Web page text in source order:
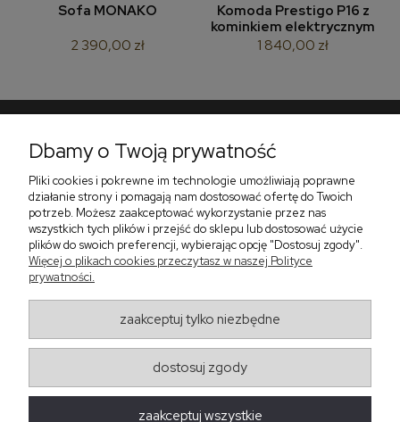
Sofa MONAKO
2 390,00 zł
Komoda Prestigo P16 z
kominkiem elektrycznym
1 840,00 zł
Pomoc
Płatności i dostawa
O nas
Salon Meblowy Zbrosławice na Śląsku
ul. Wolności 130
projekt i realizacja: oprogramowanie:Shoper
Dbamy o Twoją prywatność
Pliki cookies i pokrewne im technologie umożliwiają poprawne
działanie strony i pomagają nam dostosować ofertę do Twoich
potrzeb. Możesz zaakceptować wykorzystanie przez nas
wszystkich tych plików i przejść do sklepu lub dostosować użycie
plików do swoich preferencji, wybierając opcję "Dostosuj zgody".
Więcej o plikach cookies przeczytasz w naszej Polityce
prywatności.
zaakceptuj tylko niezbędne
dostosuj zgody
zaakceptuj wszystkie